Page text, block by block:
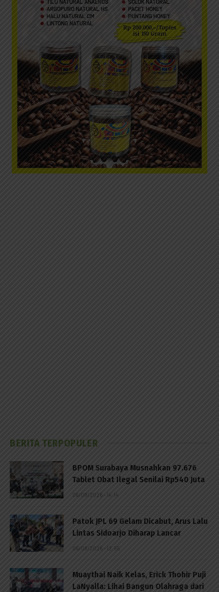
BERITA TERPOPULER
BPOM Surabaya Musnahkan 97.676
Tablet Obat Ilegal Senilai Rp540 Juta
06/08/2026 - 14:14
Patok JPL 69 Gelam Dicabut, Arus Lalu
Lintas Sidoarjo Diharap Lancar
06/08/2026 - 12:55
Muaythai Naik Kelas, Erick Thohir Puji
LaNyalla: Lihai Bangun Olahraga dari